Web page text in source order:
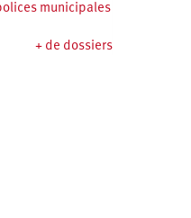
municipales
+ de dossiers